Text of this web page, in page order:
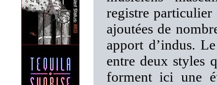
registre particulier
ajoutées de
apport d’indus.
entre deux styles
forment ici une